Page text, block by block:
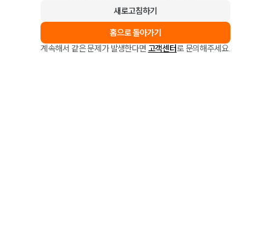
새로고침하기
홈으로 돌아가기
계속해서 같은 문제가 발생한다면 고객센터로 문의해주세요.